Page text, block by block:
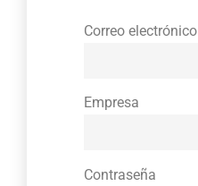
Correo electrónico
Empresa
Contraseña